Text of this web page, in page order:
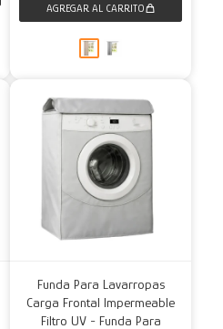
Funda Para Lavarropas
Carga Frontal Impermeable
Filtro UV - Funda Para